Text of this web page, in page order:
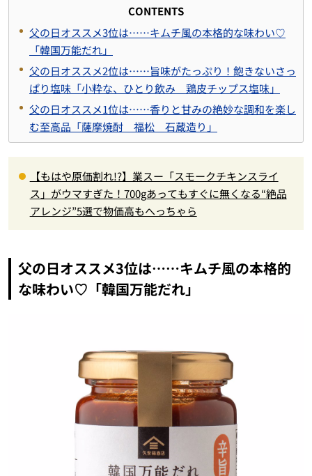
CONTENTS
父の日オススメ3位は……キムチ風の本格的な味わい♡
「韓国万能だれ」
父の日オススメ2位は……旨味がたっぷり！飽きないさっ
ぱり塩味「小粋な、ひとり飲み 鶏皮チップス塩味」
父の日オススメ1位は……香りと甘みの絶妙な調和を楽し
む至高品「薩摩焼酎 福松 石蔵造り」
【もはや原価割れ!?】業スー「スモークチキンスライ
ス」がウマすぎた！700gあってもすぐに無くなる“絶品
アレンジ”5選で物価高もへっちゃら
父の日オススメ3位は……キムチ風の本格的
な味わい♡「韓国万能だれ」